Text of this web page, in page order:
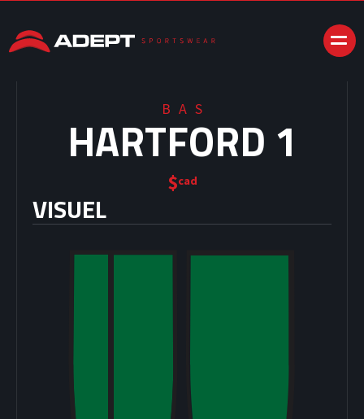
BAS
HARTFORD 1
$cad
VISUEL